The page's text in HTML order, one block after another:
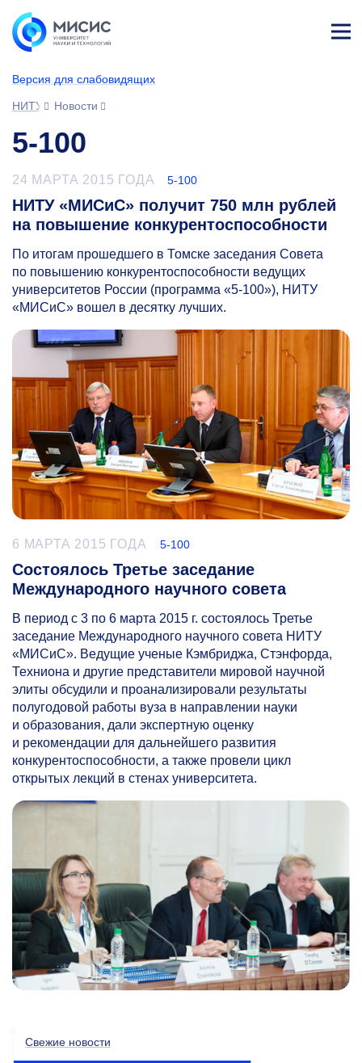
Версия для слабовидящих
НИТУ МИСИС
Новости
5-100
24 МАРТА 2015 ГОДА 5-100
НИТУ «МИСиС» получит 750 млн рублей
на повышение конкурентоспособности
По итогам прошедшего в Томске заседания Совета
по повышению конкурентоспособности ведущих
университетов России (программа «5-100»), НИТУ
«МИСиС» вошел в десятку лучших.
6 МАРТА 2015 ГОДА 5-100
Состоялось Третье заседание
Международного научного совета
В период с 3 по 6 марта 2015 г. состоялось Третье
заседание Международного научного совета НИТУ
«МИСиС». Ведущие ученые Кэмбриджа, Стэнфорда,
Техниона и другие представители мировой научной
элиты обсудили и проанализировали результаты
полугодовой работы вуза в направлении науки
и образования, дали экспертную оценку
и рекомендации для дальнейшего развития
конкурентоспособности, а также провели цикл
открытых лекций в стенах университета.
Свежие новости